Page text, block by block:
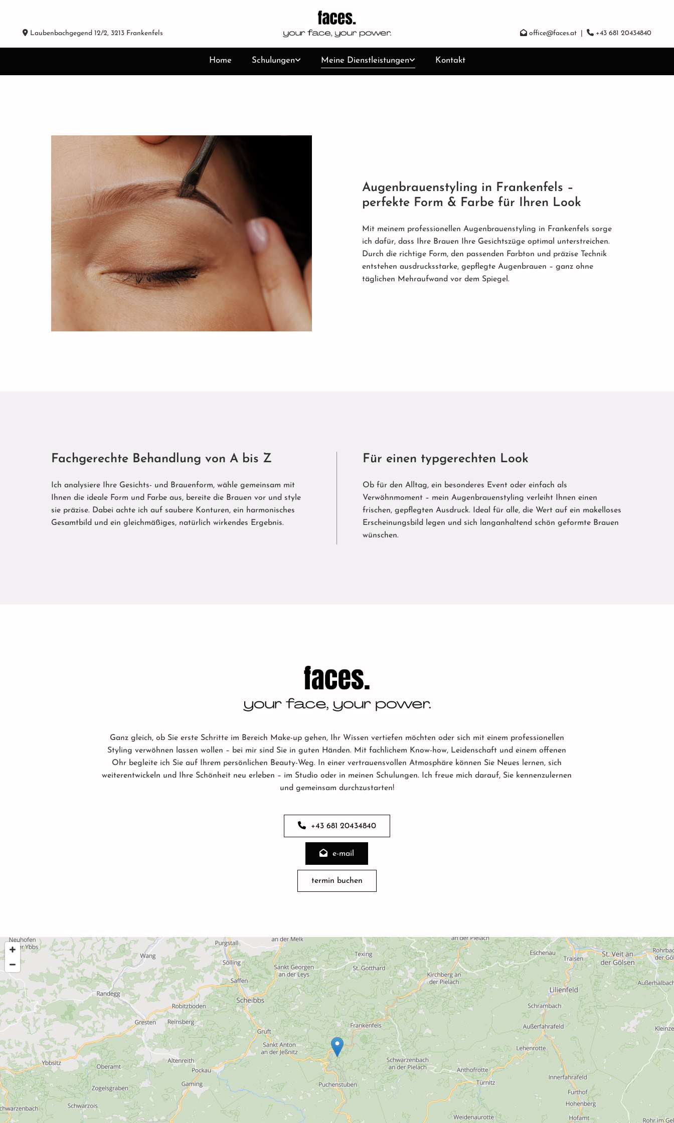
 Laubenbachgegend 12/2, 3213 Frankenfels  office@faces.at|  +43 681 20434840
Home Schulungen Meine Dienstleistungen Kontakt
Augenbrauenstyling in Frankenfels –
perfekte Form & Farbe für Ihren Look
Mit meinem professionellen Augenbrauenstyling in Frankenfels sorge
ich dafür, dass Ihre Brauen Ihre Gesichtszüge optimal unterstreichen.
Durch die richtige Form, den passenden Farbton und präzise Technik
entstehen ausdrucksstarke, gepflegte Augenbrauen – ganz ohne
täglichen Mehraufwand vor dem Spiegel.
Fachgerechte Behandlung von A bis Z
Ich analysiere Ihre Gesichts- und Brauenform, wähle gemeinsam mit
Ihnen die ideale Form und Farbe aus, bereite die Brauen vor und style
sie präzise. Dabei achte ich auf saubere Konturen, ein harmonisches
Gesamtbild und ein gleichmäßiges, natürlich wirkendes Ergebnis.
Für einen typgerechten Look
Ob für den Alltag, ein besonderes Event oder einfach als
Verwöhnmoment – mein Augenbrauenstyling verleiht Ihnen einen
frischen, gepflegten Ausdruck. Ideal für alle, die Wert auf ein makelloses
Erscheinungsbild legen und sich langanhaltend schön geformte Brauen
wünschen.
Ganz gleich, ob Sie erste Schritte im Bereich Make-up gehen, Ihr Wissen vertiefen möchten oder sich mit einem professionellen
Styling verwöhnen lassen wollen – bei mir sind Sie in guten Händen. Mit fachlichem Know-how, Leidenschaft und einem offenen
Ohr begleite ich Sie auf Ihrem persönlichen Beauty-Weg. In einer vertrauensvollen Atmosphäre können Sie Neues lernen, sich
weiterentwickeln und Ihre Schönheit neu erleben – im Studio oder in meinen Schulungen. Ich freue mich darauf, Sie kennenzulernen
und gemeinsam durchzustarten!
+43 681 20434840
e-mail
termin buchen